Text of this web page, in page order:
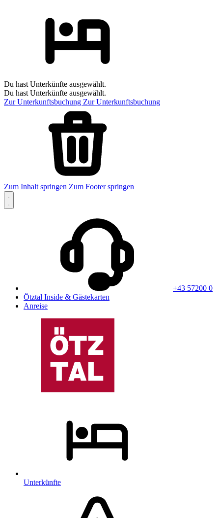
Du hast Unterkünfte ausgewählt.
Du hast Unterkünfte ausgewählt.
Zur Unterkunftsbuchung Zur Unterkunftsbuchung
Zum Inhalt springen Zum Footer springen
+43 57200 0
Ötztal Inside & Gästekarten
Anreise
Unterkünfte